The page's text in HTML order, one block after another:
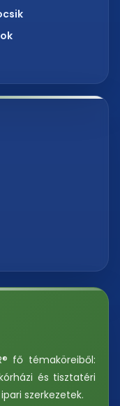
fő témaköreiből:
és tisztatéri
szerkezetek.